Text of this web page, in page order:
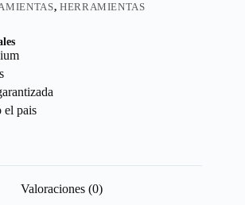
, HERRAMIENTAS
el pais
Valoraciones (0)